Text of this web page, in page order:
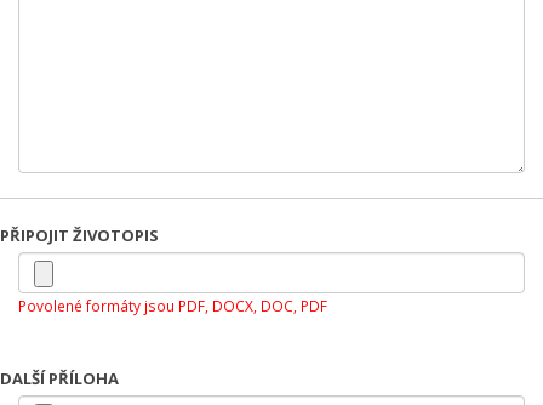
PŘIPOJIT ŽIVOTOPIS
Povolené formáty jsou PDF, DOCX, DOC, PDF
DALŠÍ PŘÍLOHA